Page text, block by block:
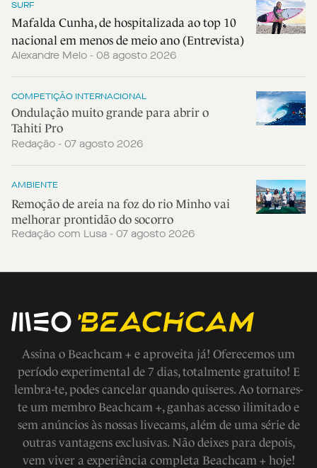
SURF
Mafalda Cunha, de hospitalizada ao top 10
nacional em menos de meio ano (Entrevista)
Alexandre Melo - 08 agosto 2026
COMPETIÇÃO INTERNACIONAL
Ondulação muito grande para abrir o
Tahiti Pro
Redação - 07 agosto 2026
AMBIENTE
Remoção de areia na foz do rio Minho vai
melhorar prontidão do socorro
Redação com Lusa - 07 agosto 2026
Assina o Beachcam + e aproveita já! Oferecemos um
período experimental de 7 dias, totalmente gratuito! E
lembra-te, podes cancelar quando quiseres. Ao tornares-
te um membro Beachcam +, ganhas acesso ilimitado e
sem anúncios às nossas livecams, além de uma série de
outras vantagens exclusivas. Não deixes para depois,
vem viver a experiência completa Beachcam + hoje!